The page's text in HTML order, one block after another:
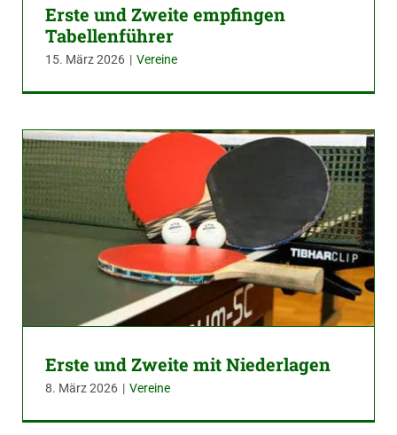
Erste und Zweite empfingen
Tabellenführer
15. März 2026 | Vereine
Erste und Zweite mit Niederlagen
8. März 2026 | Vereine